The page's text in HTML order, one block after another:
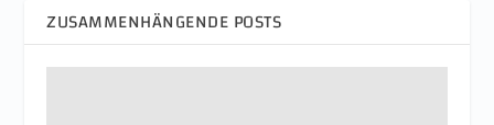
ZUSAMMENHÄNGENDE POSTS